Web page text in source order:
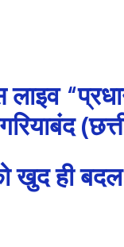
लाइव
खुद ही